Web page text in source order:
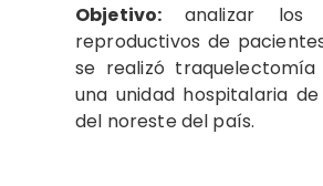
Objetivo: analizar los
reproductivos de
se realizó
una unidad hospitalaria
del noreste del país.